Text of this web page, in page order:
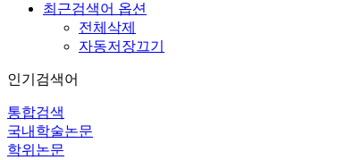
최근검색어 옵션
전체삭제
자동저장끄기
인기검색어
통합검색
국내학술논문
학위논문